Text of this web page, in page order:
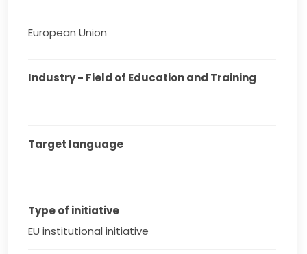
European Union
Industry - Field of Education and Training
Target language
Type of initiative
EU institutional initiative